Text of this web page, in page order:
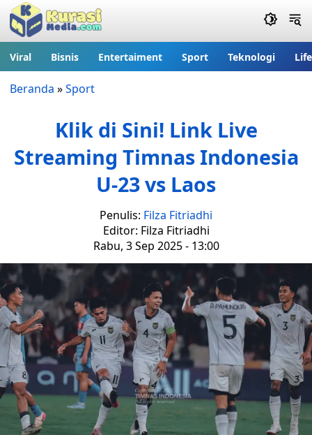
Viral Bisnis Entertaiment Sport Teknologi
Beranda »Sport
Klik di Sini! Link Live
Streaming Timnas Indonesia
U-23 vs Laos
Penulis: Filza Fitriadhi
Editor: Filza Fitriadhi
Rabu, 3 Sep 2025 - 13:00